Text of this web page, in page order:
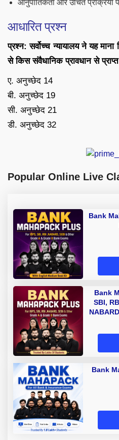
आनुपातिकता और उचित प्रक्रिया
आधारित प्रश्न
प्रश्न: सर्वोच्च न्यायालय ने यह
से किस संवैधानिक प्रावधान से
ए. अनुच्छेद 14
बी. अनुच्छेद 19
सी. अनुच्छेद 21
डी. अनुच्छेद 32
Popular Online Live
Bank
Bank
SBI,
A
Bank